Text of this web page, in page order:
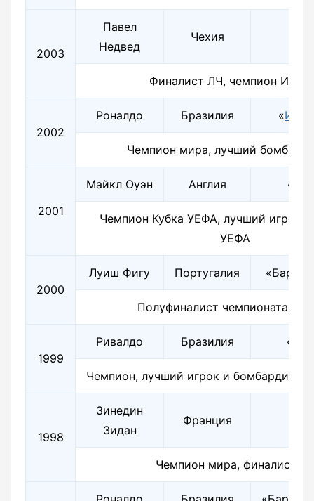
2003
Павел
Недвед
Чехия
Финалист ЛЧ, чемпион
2002
Роналдо Бразилия «
Чемпион мира, лучший
2001
Майкл Оуэн Англия «
Чемпион Кубка УЕФА, лучший игрок
УЕФА
2000
Луиш Фигу Португалия
Полуфиналист чемпионата
1999
Ривалдо Бразилия
Чемпион, лучший игрок и бомбардир
1998
Зинедин
Зидан
Франция
Чемпион мира, финалист